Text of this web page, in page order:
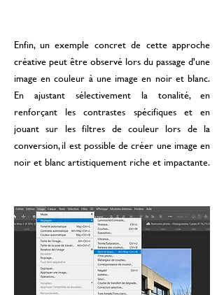
Enfin, un exemple concret de cette approche
créative peut être observé lors du passage d'une
image en couleur à une image en noir et blanc.
En ajustant sélectivement la tonalité, en
renforçant les contrastes spécifiques et en
jouant sur les filtres de couleur lors de la
conversion, il est possible de créer une image en
noir et blanc artistiquement riche et impactante.